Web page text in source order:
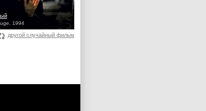
1994
другой случайный фильм